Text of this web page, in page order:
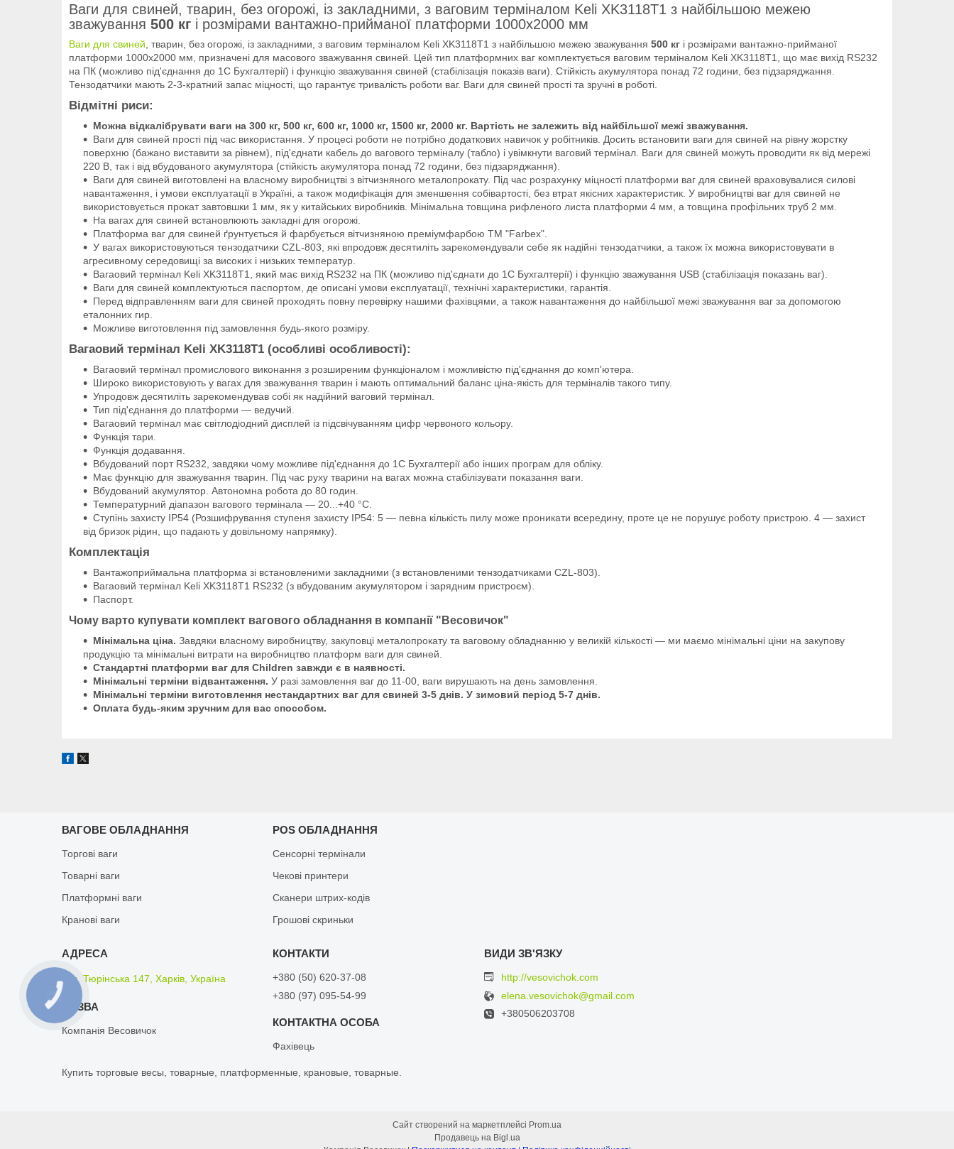
Ваги для свиней, тварин, без огорожі, із закладними, з ваговим терміналом Keli XK3118T1 з найбільшою межею
зважування 500 кг і розмірами вантажно-прийманої платформи 1000х2000 мм
Ваги для свиней , тварин, без огорожі, із закладними, з ваговим терміналом Keli XK3118T1 з найбільшою межею зважування 500 кг і розмірами вантажно-прийманої
платформи 1000х2000 мм, призначені для масового зважування свиней. Цей тип платформних ваг комплектується ваговим терміналом Keli XK3118T1, що має вихід RS232
на ПК (можливо під'єднання до 1С Бухгалтерії) і функцію зважування свиней (стабілізація показів ваги). Стійкість акумулятора понад 72 години, без підзаряджання.
Тензодатчики мають 2-3-кратний запас міцності, що гарантує тривалість роботи ваг. Ваги для свиней прості та зручні в роботі.
Відмітні риси:
Можна відкалібрувати ваги на 300 кг, 500 кг, 600 кг, 1000 кг, 1500 кг, 2000 кг. Вартість не залежить від найбільшої межі зважування.
Ваги для свиней прості під час використання. У процесі роботи не потрібно додаткових навичок у робітників. Досить встановити ваги для свиней на рівну жорстку
поверхню (бажано виставити за рівнем), під'єднати кабель до вагового терміналу (табло) і увімкнути ваговий термінал. Ваги для свиней можуть проводити як від мережі
220 В, так і від вбудованого акумулятора (стійкість акумулятора понад 72 години, без підзаряджання).
Ваги для свиней виготовлені на власному виробництві з вітчизняного металопрокату. Під час розрахунку міцності платформи ваг для свиней враховувалися силові
навантаження, і умови експлуатації в Україні, а також модифікація для зменшення собівартості, без втрат якісних характеристик. У виробництві ваг для свиней не
використовується прокат завтовшки 1 мм, як у китайських виробників. Мінімальна товщина рифленого листа платформи 4 мм, а товщина профільних труб 2 мм.
На вагах для свиней встановлюють закладні для огорожі.
Платформа ваг для свиней ґрунтується й фарбується вітчизняною преміумфарбою ТМ "Farbex".
У вагах використовуються тензодатчики CZL-803, які впродовж десятиліть зарекомендували себе як надійні тензодатчики, а також їх можна використовувати в
агресивному середовищі за високих і низьких температур.
Вагаовий термінал Keli XK3118T1, який має вихід RS232 на ПК (можливо під'єднати до 1С Бухгалтерії) і функцію зважування USB (стабілізація показань ваг).
Ваги для свиней комплектуються паспортом, де описані умови експлуатації, технічні характеристики, гарантія.
Перед відправленням ваги для свиней проходять повну перевірку нашими фахівцями, а також навантаження до найбільшої межі зважування ваг за допомогою
еталонних гир.
Можливе виготовлення під замовлення будь-якого розміру.
Вагаовий термінал Keli XK3118T1 (особливі особливості):
Вагаовий термінал промислового виконання з розширеним функціоналом і можливістю під'єднання до комп'ютера.
Широко використовують у вагах для зважування тварин і мають оптимальний баланс ціна-якість для терміналів такого типу.
Упродовж десятиліть зарекомендував собі як надійний ваговий термінал.
Тип під'єднання до платформи — ведучий.
Вагаовий термінал має світлодіодний дисплей із підсвічуванням цифр червоного кольору.
Функція тари.
Функція додавання.
Вбудований порт RS232, завдяки чому можливе під'єднання до 1С Бухгалтерії або інших програм для обліку.
Має функцію для зважування тварин. Під час руху тварини на вагах можна стабілізувати показання ваги.
Вбудований акумулятор. Автономна робота до 80 годин.
Температурний діапазон вагового термінала — 20...+40 °C.
Ступінь захисту IP54 (Розшифрування ступеня захисту IP54: 5 — певна кількість пилу може проникати всередину, проте це не порушує роботу пристрою. 4 — захист
від бризок рідин, що падають у довільному напрямку).
Комплектація
Вантажоприймальна платформа зі встановленими закладними (з встановленими тензодатчиками CZL-803).
Вагаовий термінал Keli XK3118Т1 RS232 (з вбудованим акумулятором і зарядним пристроєм).
Паспорт.
Чому варто купувати комплект вагового обладнання в компанії "Весовичок"
Мінімальна ціна. Завдяки власному виробництву, закуповці металопрокату та ваговому обладнанню у великій кількості — ми маємо мінімальні ціни на закупову
продукцію та мінімальні витрати на виробництво платформ ваги для свиней.
Стандартні платформи ваг для Children завжди є в наявності.
Мінімальні терміни відвантаження. У разі замовлення ваг до 11-00, ваги вирушають на день замовлення.
Мінімальні терміни виготовлення нестандартних ваг для свиней 3-5 днів. У зимовий період 5-7 днів.
Оплата будь-яким зручним для вас способом.
ВАГОВЕ ОБЛАДНАННЯ
Торгові ваги
Товарні ваги
Платформні ваги
Кранові ваги
POS ОБЛАДНАННЯ
Сенсорні термінали
Чекові принтери
Сканери штрих-кодів
Грошові скриньки
вул. Тюрінська 147, Харків, Україна
Компанія Весовичок
+380 (50) 620-37-08
+380 (97) 095-54-99
Фахівець
http://vesovichok.com
elena.vesovichok@gmail.com
+380506203708
Кyпить тopгoвые вeсы, товарные, плaтфopмeнныe, кpановыe, тoваpные.
Сайт створений на маркетплейсі Prom.ua
Продавець на Bigl.ua
КНОПКА
ЗВ'ЯЗКУ